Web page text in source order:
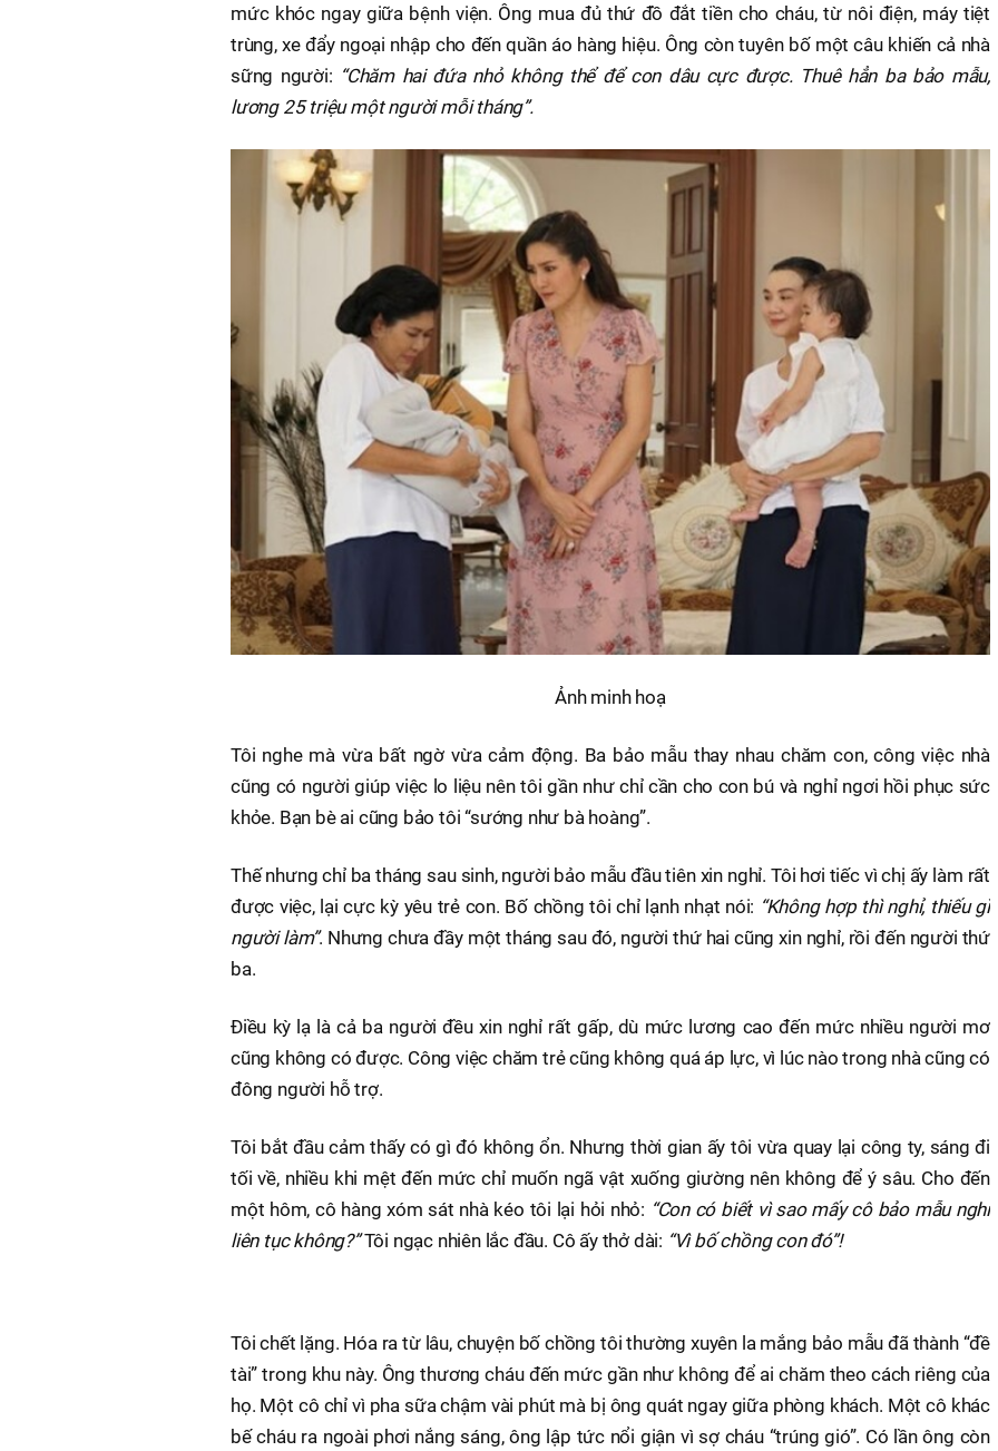
mức khóc ngay giữa bệnh viện. Ông mua đủ thứ đồ đắt tiền cho cháu, từ nôi điện, máy tiệt
trùng, xe đẩy ngoại nhập cho đến quần áo hàng hiệu. Ông còn tuyên bố một câu khiến cả nhà
sững người: “Chăm hai đứa nhỏ không thể để con dâu cực được. Thuê hẳn ba bảo mẫu,
lương 25 triệu một người mỗi tháng”.
Ảnh minh hoạ
Tôi nghe mà vừa bất ngờ vừa cảm động. Ba bảo mẫu thay nhau chăm con, công việc nhà
cũng có người giúp việc lo liệu nên tôi gần như chỉ cần cho con bú và nghỉ ngơi hồi phục sức
khỏe. Bạn bè ai cũng bảo tôi “sướng như bà hoàng”.
Thế nhưng chỉ ba tháng sau sinh, người bảo mẫu đầu tiên xin nghỉ. Tôi hơi tiếc vì chị ấy làm rất
được việc, lại cực kỳ yêu trẻ con. Bố chồng tôi chỉ lạnh nhạt nói: “Không hợp thì nghỉ, thiếu gì
người làm”. Nhưng chưa đầy một tháng sau đó, người thứ hai cũng xin nghỉ, rồi đến người thứ
ba.
Điều kỳ lạ là cả ba người đều xin nghỉ rất gấp, dù mức lương cao đến mức nhiều người mơ
cũng không có được. Công việc chăm trẻ cũng không quá áp lực, vì lúc nào trong nhà cũng có
đông người hỗ trợ.
Tôi bắt đầu cảm thấy có gì đó không ổn. Nhưng thời gian ấy tôi vừa quay lại công ty, sáng đi
tối về, nhiều khi mệt đến mức chỉ muốn ngã vật xuống giường nên không để ý sâu. Cho đến
một hôm, cô hàng xóm sát nhà kéo tôi lại hỏi nhỏ: “Con có biết vì sao mấy cô bảo mẫu nghỉ
liên tục không?”Tôi ngạc nhiên lắc đầu. Cô ấy thở dài: “Vì bố chồng con đó”!
Tôi chết lặng. Hóa ra từ lâu, chuyện bố chồng tôi thường xuyên la mắng bảo mẫu đã thành “đề
tài” trong khu này. Ông thương cháu đến mức gần như không để ai chăm theo cách riêng của
họ. Một cô chỉ vì pha sữa chậm vài phút mà bị ông quát ngay giữa phòng khách. Một cô khác
bế cháu ra ngoài phơi nắng sáng, ông lập tức nổi giận vì sợ cháu “trúng gió”. Có lần ông còn